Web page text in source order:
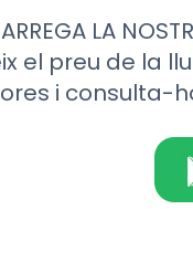
LA
el preu de la
i consulta-